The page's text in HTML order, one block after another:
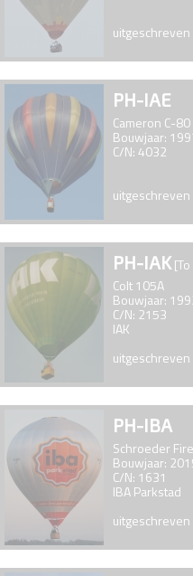
PH-IAE
Cameron C-80
Bouwjaar:
C/N: 4032
PH-IAK[To
Colt 105A
Bouwjaar:
C/N: 2153
IAK
PH-IBA
Schroeder
Bouwjaar:
C/N: 1631
IBA Parkstad